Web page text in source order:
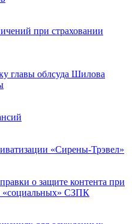
при страховании
главы облсуда Шилова
«Сирены-Трэвел»
о защите контента при
«социальных» СЗПК